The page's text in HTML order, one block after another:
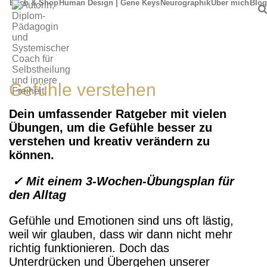
Buch & Shop Human Design | Gene Keys NeurographikÜber mich Blog
Gefühle verstehen
Dein umfassender Ratgeber mit vielen
Übungen, um die Gefühle besser zu
verstehen und kreativ verändern zu
können.
✓ Mit einem 3-Wochen-Übungsplan für
den Alltag
Gefühle und Emotionen sind uns oft lästig,
weil wir glauben, dass wir dann nicht mehr
richtig funktionieren. Doch das
Unterdrücken und Übergehen unserer